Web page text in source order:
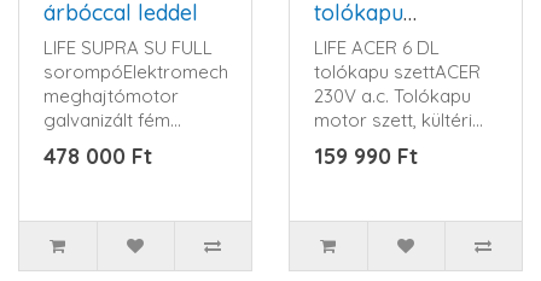
árbóccal leddel
LIFE SUPRA SU FULL
sorompóElektromechanikus
meghajtómotor
galvanizált fém
házban, műanyag ,
ütésálló..
478 000 Ft
tolókapu
meghajtás szett
LIFE ACER 6 DL
tolókapu szettACER
230V a.c. Tolókapu
motor szett, kültéri
szereléshez, max 600
kg-o..
159 990 Ft